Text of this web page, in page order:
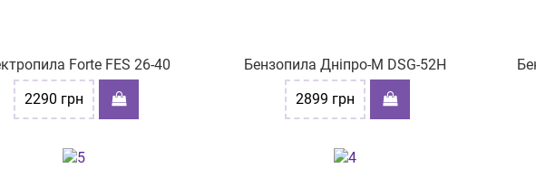
Forte FES 26-40
2290 грн
Бензопила Дніпро-М DSG-52H
2899 грн